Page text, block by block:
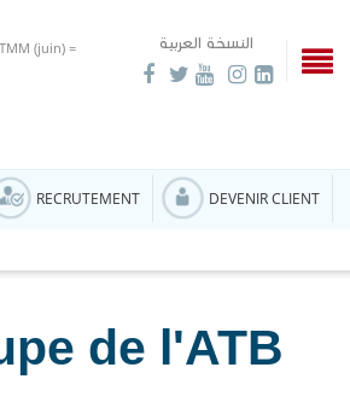
النسخة العربية
TMM (juin) =
RECRUTEMENT DEVENIR CLIENT
de l'ATB